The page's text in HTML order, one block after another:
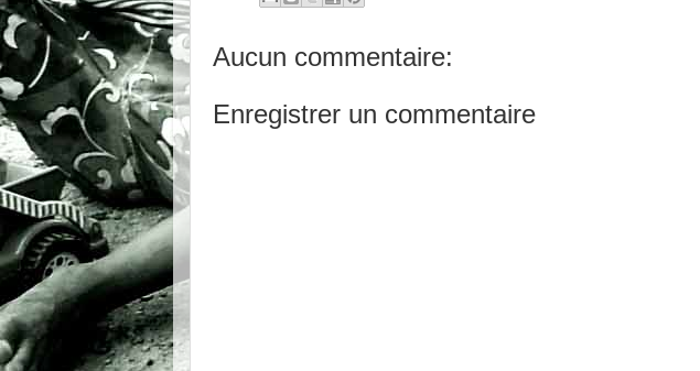
Aucun commentaire:
Enregistrer un commentaire